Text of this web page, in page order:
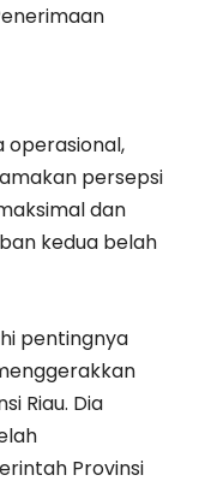
persepsi
dan
kedua belah
pentingnya
Riau. Dia
Provinsi